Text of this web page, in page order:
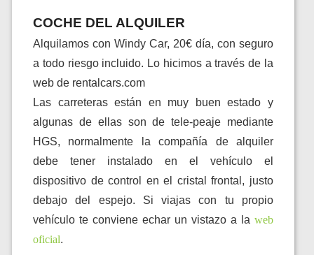
COCHE DEL ALQUILER
Alquilamos con Windy Car, 20€ día, con seguro
a todo riesgo incluido. Lo hicimos a través de la
web de rentalcars.com
Las carreteras están en muy buen estado y
algunas de ellas son de tele-peaje mediante
HGS, normalmente la compañía de alquiler
debe tener instalado en el vehículo el
dispositivo de control en el cristal frontal, justo
debajo del espejo. Si viajas con tu propio
vehículo te conviene echar un vistazo a la web
oficial.